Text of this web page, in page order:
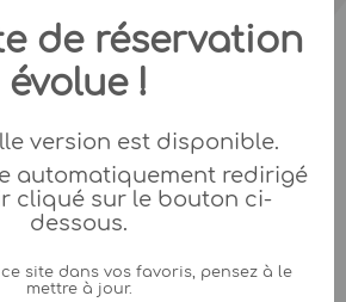
de réservation
évolue !
version est disponible.
automatiquement redirigé
cliqué sur le bouton ci-
dessous.
ce site dans vos favoris, pensez à le
mettre à jour.